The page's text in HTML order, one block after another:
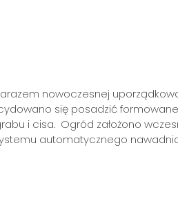
nowoczesnej
się posadzić
i cisa. Ogród założono
automatycznego